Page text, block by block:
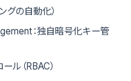
グの自動化）
：独自暗号化キー管
ル（RBAC）